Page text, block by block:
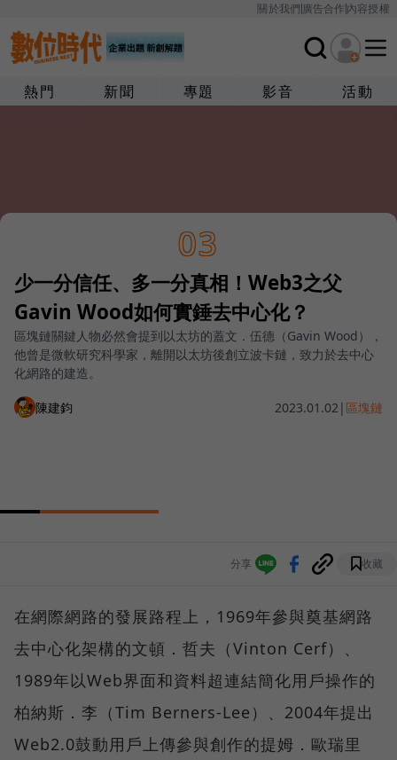
關於我們廣告合作內容授權
熱門 新聞 專題 影音 活動
03
少一分信任、多一分真相！Web3之父
Gavin Wood如何實錘去中心化？
區塊鏈關鍵人物必然會提到以太坊的蓋文．伍德（Gavin Wood），
他曾是微軟研究科學家，離開以太坊後創立波卡鏈，致力於去中心
化網路的建造。
陳建鈞 2023.01.02 | 區塊鏈
分享 收藏
在網際網路的發展路程上，1969年參與奠基網路
去中心化架構的文頓．哲夫（Vinton Cerf）、
1989年以Web界面和資料超連結簡化用戶操作的
柏納斯．李（Tim Berners-Lee）、2004年提出
Web2.0鼓動用戶上傳參與創作的提姆．歐瑞里